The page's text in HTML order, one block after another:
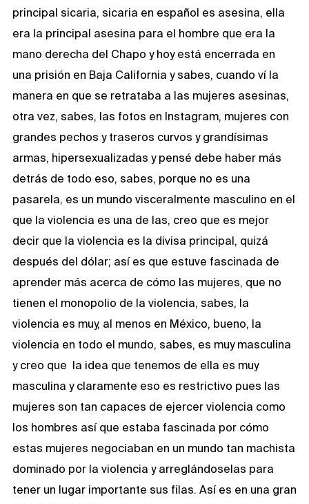
principal sicaria, sicaria en español es asesina, ella
era la principal asesina para el hombre que era la
mano derecha del Chapo y hoy está encerrada en
una prisión en Baja California y sabes, cuando ví la
manera en que se retrataba a las mujeres asesinas,
otra vez, sabes, las fotos en Instagram, mujeres con
grandes pechos y traseros curvos y grandísimas
armas, hipersexualizadas y pensé debe haber más
detrás de todo eso, sabes, porque no es una
pasarela, es un mundo visceralmente masculino en el
que la violencia es una de las, creo que es mejor
decir que la violencia es la divisa principal, quizá
después del dólar; así es que estuve fascinada de
aprender más acerca de cómo las mujeres, que no
tienen el monopolio de la violencia, sabes, la
violencia es muy, al menos en México, bueno, la
violencia en todo el mundo, sabes, es muy masculina
y creo que la idea que tenemos de ella es muy
masculina y claramente eso es restrictivo pues las
mujeres son tan capaces de ejercer violencia como
los hombres así que estaba fascinada por cómo
estas mujeres negociaban en un mundo tan machista
dominado por la violencia y arreglándoselas para
tener un lugar importante sus filas. Así es en una gran